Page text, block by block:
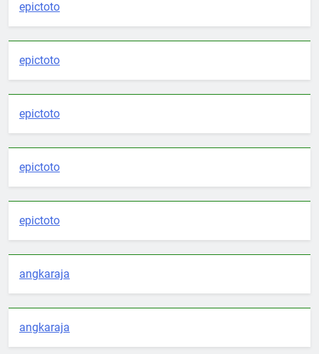
epictoto
epictoto
epictoto
epictoto
epictoto
angkaraja
angkaraja